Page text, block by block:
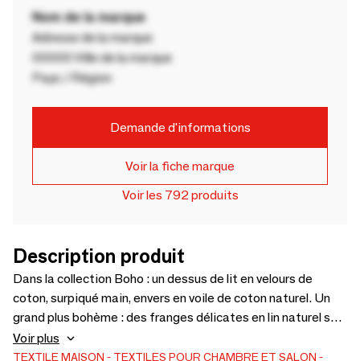
Nom de la marque
Adresse de la marque
00000 Ville de la marque
Pays / Région
Demande d'informations
Voir la fiche marque
Voir les 792 produits
Description produit
Dans la collection Boho : un dessus de lit en velours de
coton, surpiqué main, envers en voile de coton naturel. Un
grand plus bohème : des franges délicates en lin naturel sur
les petits côtés. Dimensions 240x250 cm. Emma Bovary
ou la Dame aux Camélias ne sont pas loin. On aimerait
Voir plus
TEXTILE MAISON
TEXTILES POUR CHAMBRE ET SALON